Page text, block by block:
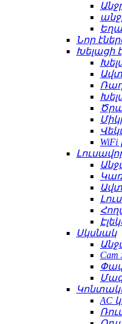
Նոր
Խելացի
Սկսնակ
Cam
AC